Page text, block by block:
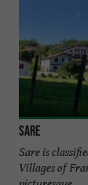
Sare
Sare is
Villages of